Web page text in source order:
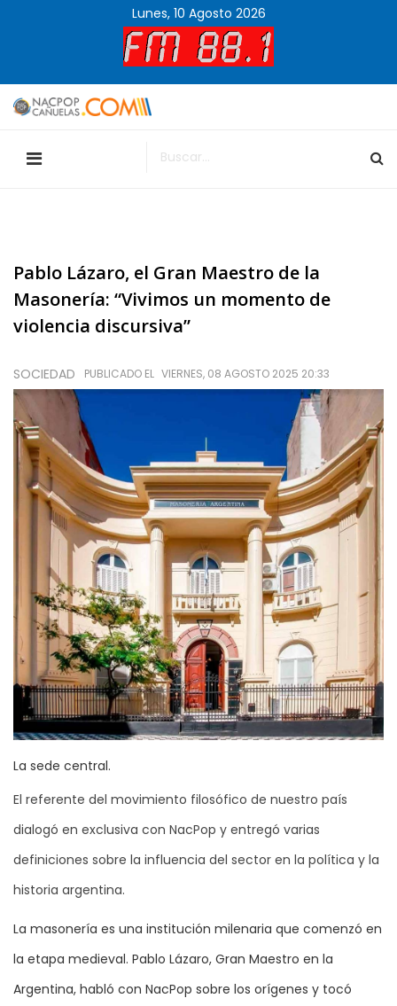
Lunes, 10 Agosto 2026
Pablo Lázaro, el Gran Maestro de la
Masonería: “Vivimos un momento de
violencia discursiva”
SOCIEDAD PUBLICADO EL VIERNES, 08 AGOSTO 2025 20:33
La sede central.
El referente del movimiento filosófico de nuestro país
dialogó en exclusiva con NacPop y entregó varias
definiciones sobre la influencia del sector en la política y la
historia argentina.
La masonería es una institución milenaria que comenzó en
la etapa medieval. Pablo Lázaro, Gran Maestro en la
Argentina, habló con NacPop sobre los orígenes y tocó